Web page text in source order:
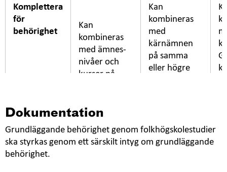
Komplettera
för
behörighet
Kan
kombineras
med ämnes-
nivåer och
kurser på
Kan
kombineras
med
kärnämnen
på samma
eller högre
Skärpta krav
för sökande
Dokumentation
Grundläggande behörighet genom folkhögskolestudier
ska styrkas genom ett särskilt intyg om grundläggande
behörighet.